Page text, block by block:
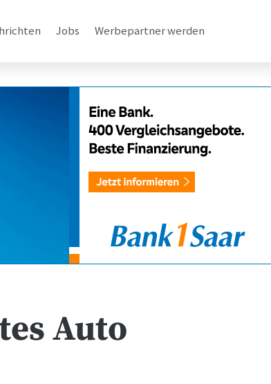
Jobs Werbepartner werden
Auto